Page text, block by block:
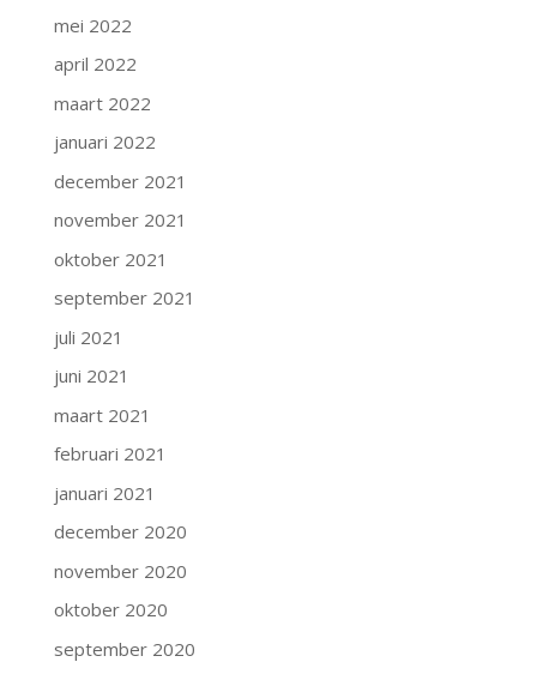
mei 2022
april 2022
maart 2022
januari 2022
december 2021
november 2021
oktober 2021
september 2021
juli 2021
juni 2021
maart 2021
februari 2021
januari 2021
december 2020
november 2020
oktober 2020
september 2020